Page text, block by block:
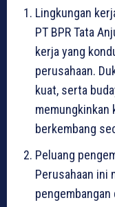
Lingkungan
PT BPR Tata
kerja yang
perusahaan.
kuat, serta
memungkinkan
berkembang
Peluang
Perusahaan ini